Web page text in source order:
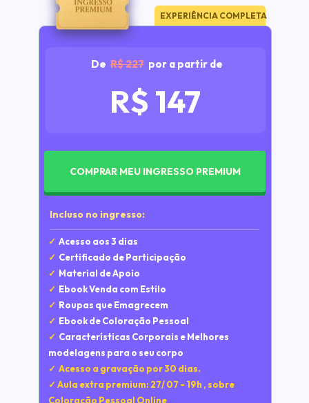
De R$ 227
  por a partir de
R$ 147
COMPRAR MEU INGRESSO PREMIUM
EXPERIÊNCIA COMPLETA
Incluso no ingresso:
✓ Acesso aos 3 dias
✓
  Certificado de Participação
✓ Material de Apoio
✓
  Ebook Venda com Estilo
✓⁠
  ⁠Roupas que Emagrecem
✓
  Ebook de Coloração Pessoal
✓⁠
  ⁠Características Corporais e Melhores
modelagens para o seu corpo
✓  Acesso a gravação por 30 dias.
✓ Aula extra premium: 27/ 07 - 19h , sobre
Coloração Pessoal Online